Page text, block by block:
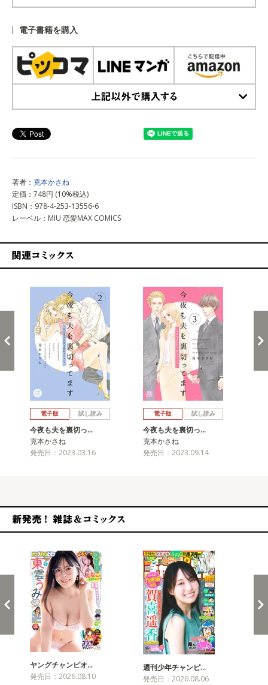
電子書籍を購入
著者： 克本かさね
定価：748円 (10%税込)
ISBN：978-4-253-13556-6
レーベル：MIU 恋愛MAX COMICS
電子版 試し読み
今夜も夫を裏切っ…
克本かさね
発売日：2023.03.16
電子版 試し読み
今夜も夫を裏切っ…
克本かさね
発売日：2023.09.14
ヤングチャンピオ…
発売日：2026.08.10
週刊少年チャンピ…
発売日：2026.08.06